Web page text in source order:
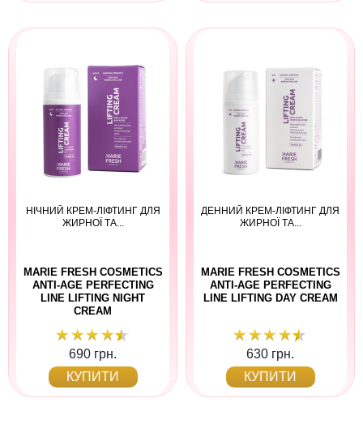
НІЧНИЙ КРЕМ-ЛІФТИНГ ДЛЯ
ЖИРНОЇ ТА...
MARIE FRESH COSMETICS
ANTI-AGE PERFECTING
LINE LIFTING NIGHT
CREAM
690 грн.
КУПИТИ
ДЕННИЙ КРЕМ-ЛІФТИНГ ДЛЯ
ЖИРНОЇ ТА...
MARIE FRESH COSMETICS
ANTI-AGE PERFECTING
LINE LIFTING DAY CREAM
630 грн.
КУПИТИ